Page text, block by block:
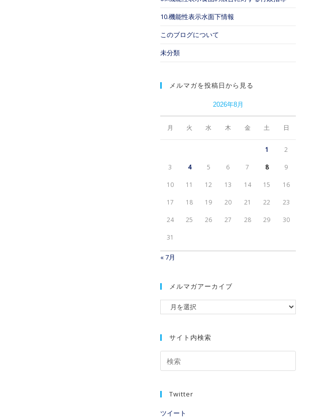
10.機能性表示水面下情報
このブログについて
未分類
メルマガを投稿日から見る
2026年8月
月 火 水 木 金 土 日
1 2
3 4 5 6 7 8 9
10 11 12 13 14 15 16
17 18 19 20 21 22 23
24 25 26 27 28 29 30
31
« 7月
メルマガアーカイブ
サイト内検索
Twitter
ツイート